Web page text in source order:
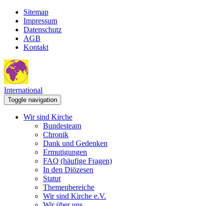
Sitemap
Impressum
Datenschutz
AGB
Kontakt
International
Toggle navigation
Wir sind Kirche
Bundesteam
Chronik
Dank und Gedenken
Ermutigungen
FAQ (häufige Fragen)
In den Diözesen
Statut
Themenbereiche
Wir sind Kirche e.V.